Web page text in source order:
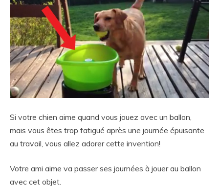
Si votre chien aime quand vous jouez avec un ballon,
mais vous êtes trop fatigué après une journée épuisante
au travail, vous allez adorer cette invention!
Votre ami aime va passer ses journées à jouer au ballon
avec cet objet.